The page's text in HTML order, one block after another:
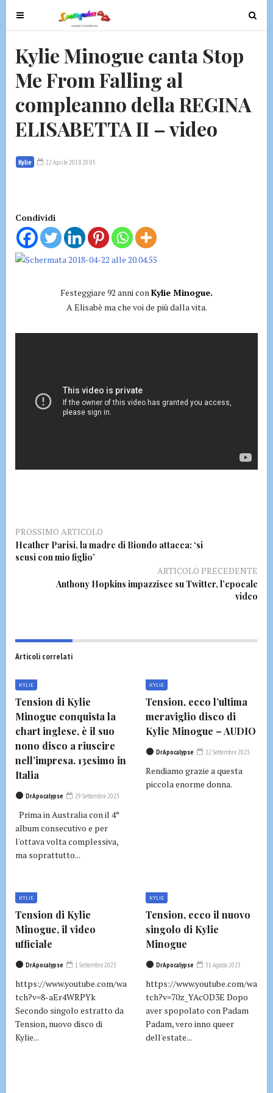
T
o
g
l
e
n
g
o
n
T
o
n
Kylie Minogue canta Stop
Me From Falling al
compleanno della REGINA
ELISABETTA II – video
Kylie 22 Aprile 2018 20:05
Condividi
Festeggiare 92 anni conKylie Minogue.
A Elisabè ma che voi de più dalla vita.
PROSSIMO ARTICOLO
Heather Parisi, la madre di Biondo attacca: ‘si
scusi con mio figlio’
ARTICOLO PRECEDENTE
Anthony Hopkins impazzisce su Twitter, l’epocale
video
Articoli correlati
KYLIE
Tension di Kylie
Minogue conquista la
chart inglese, è il suo
nono disco a riuscire
nell’impresa. 13esimo in
Italia
DrApocalypse 29 Settembre 2023
Prima in Australia con il 4°
album consecutivo e per
l'ottava volta complessiva,
ma soprattutto...
KYLIE
Tension, ecco l’ultima
meraviglio disco di
Kylie Minogue – AUDIO
DrApocalypse 22 Settembre 2023
Rendiamo grazie a questa
piccola enorme donna.
KYLIE
Tension di Kylie
Minogue, il video
ufficiale
DrApocalypse 1 Settembre 2023
https://www.youtube.com/wa
tch?v=8-aEr4WRPYk
Secondo singolo estratto da
Tension, nuovo disco di
Kylie...
KYLIE
Tension, ecco il nuovo
singolo di Kylie
Minogue
DrApocalypse 31 Agosto 2023
https://www.youtube.com/wa
tch?v=70z_YAcOD3E Dopo
aver spopolato con Padam
Padam, vero inno queer
dell'estate...